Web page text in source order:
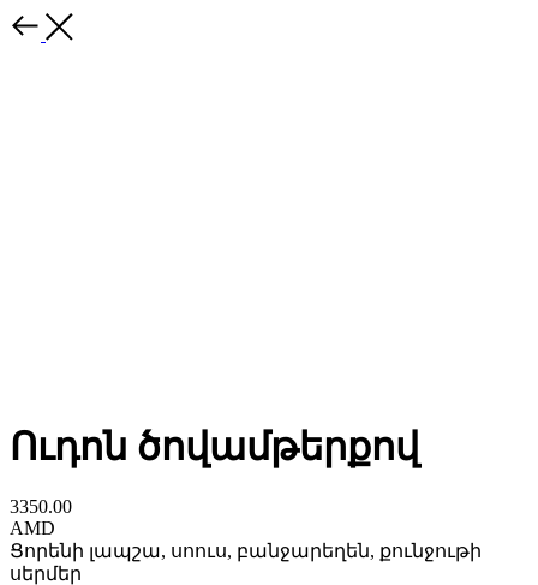
Ուդոն ծովամթերքով
3350.00
AMD
Ցորենի լապշա, սոուս, բանջարեղեն, քունջութի
սերմեր